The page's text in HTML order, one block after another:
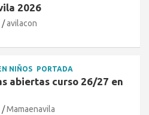
2026
avilacon
NIÑOS PORTADA
abiertas curso 26/27 en
Mamaenavila